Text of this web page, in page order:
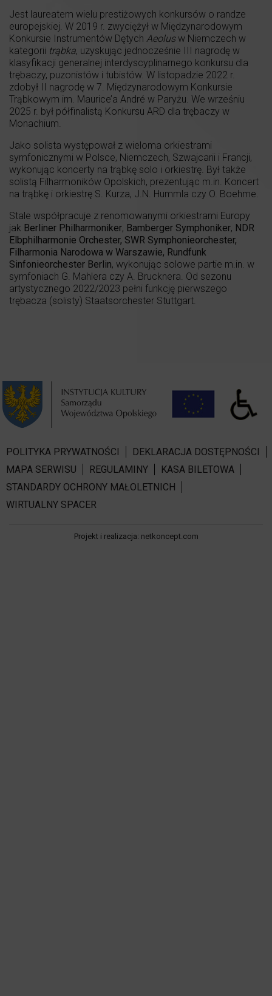
Jest laureatem wielu prestiżowych konkursów o randze
europejskiej. W 2019 r. zwyciężył w Międzynarodowym
Konkursie Instrumentów Dętych Aeolusw Niemczech w
kategorii trąbka, uzyskując jednocześnie III nagrodę w
klasyfikacji generalnej interdyscyplinarnego konkursu dla
trębaczy, puzonistów i tubistów. W listopadzie 2022 r.
zdobył II nagrodę w 7. Międzynarodowym Konkursie
Trąbkowym im. Maurice’a André w Paryżu. We wrześniu
2025 r. był półfinalistą Konkursu ARD dla trębaczy w
Monachium.
Jako solista występował z wieloma orkiestrami
symfonicznymi w Polsce, Niemczech, Szwajcarii i Francji,
wykonując koncerty na trąbkę solo i orkiestrę. Był także
solistą Filharmoników Opolskich, prezentując m.in. Koncert
na trąbkę i orkiestrę S. Kurza, J.N. Hummla czy O. Boehme.
Stale współpracuje z renomowanymi orkiestrami Europy
jak Berliner Philharmoniker, Bamberger Symphoniker, NDR
Elbphilharmonie Orchester, SWR Symphonieorchester,
Filharmonia Narodowa w Warszawie, Rundfunk
Sinfonieorchester Berlin, wykonując solowe partie m.in. w
symfoniach G. Mahlera czy A. Brucknera. Od sezonu
artystycznego 2022/2023 pełni funkcję pierwszego
trębacza (solisty) Staatsorchester Stuttgart.
POLITYKA PRYWATNOŚCI
DEKLARACJA DOSTĘPNOŚCI
MAPA SERWISU
REGULAMINY
KASA BILETOWA
STANDARDY OCHRONY MAŁOLETNICH
WIRTUALNY SPACER
Projekt i realizacja: netkoncept.com